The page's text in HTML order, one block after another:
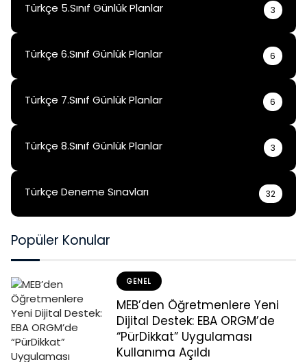
Türkçe 5.Sınıf Günlük Planlar 3
Türkçe 6.Sınıf Günlük Planlar 6
Türkçe 7.Sınıf Günlük Planlar 6
Türkçe 8.Sınıf Günlük Planlar 3
Türkçe Deneme Sınavları 32
Popüler Konular
GENEL
MEB’den Öğretmenlere Yeni
Dijital Destek: EBA ORGM’de
“PürDikkat” Uygulaması
Kullanıma Açıldı